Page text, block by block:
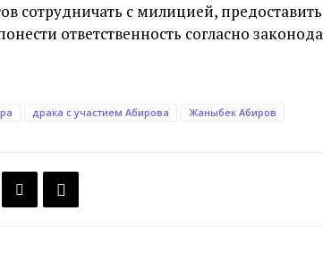
сотрудничать с милицией,
ответственность согласно
драка с участием Абирова Жаныбек Абиров